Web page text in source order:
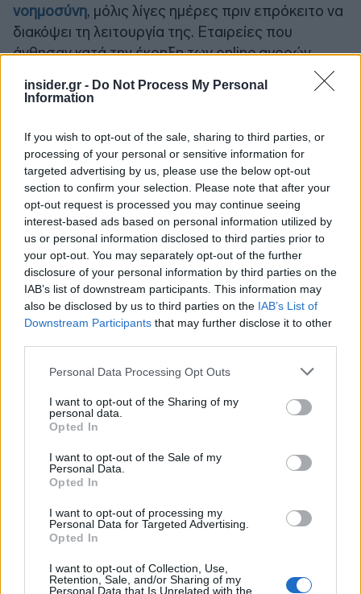
insider.gr - Do Not Process My Personal
Information
If you wish to opt-out of the sale, sharing to third parties, or
processing of your personal or sensitive information for
targeted advertising by us, please use the below opt-out
section to confirm your selection. Please note that after your
opt-out request is processed you may continue seeing
interest-based ads based on personal information utilized by
us or personal information disclosed to third parties prior to
your opt-out. You may separately opt-out of the further
disclosure of your personal information by third parties on the
IAB’s list of downstream participants. This information may
also be disclosed by us to third parties on the IAB’s List of
Downstream Participants that may further disclose it to other
Please note that this website/app uses one or more Google
not limited to your visit or usage behaviour. You may click to
grant or deny consent to Google and its third-party tags to
use your data for below specified purposes in below Google
consent section.
Personal Data Processing Opt Outs
I want to opt-out of the Sharing of my
personal data.
Opted In
I want to opt-out of the Sale of my
Personal Data.
Opted In
I want to opt-out of processing my
Personal Data for Targeted Advertising.
Opted In
I want to opt-out of Collection, Use,
Retention, Sale, and/or Sharing of my
Personal Data that Is Unrelated with the
νοημοσύνη, μόλις λίγες ημέρες πριν επρόκειτο να
διακόψει τη λειτουργία της. Εταιρείες που
άνθησαν κατά την έκρηξη των online αγορών
ανάπτυξή τους, καθώς η καταναλωτική ζήτηση
Ακολουθήστε τοinsider.gr στο Google Newsκαι μάθετε
πρώτοι όλες τιςειδήσειςαπό την Ελλάδα και τον κόσμο.
Η γαλάζια «θετική ατζέντα» στο δρόμο για το
2027 - Το παράπονο της Καρυστιανού - Στον
ΣΥΡΙΖΑ μελετούν Ιστορία
Πυρόπληκτοι: Τι σημαίνουν τα «πράσινα»,